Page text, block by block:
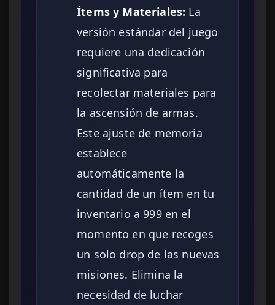
Ítems y Materiales: La
versión estándar del juego
requiere una dedicación
significativa para
recolectar materiales para
la ascensión de armas.
Este ajuste de memoria
establece
automáticamente la
cantidad de un ítem en tu
inventario a 999 en el
momento en que recoges
un solo drop de las nuevas
misiones. Elimina la
necesidad de luchar